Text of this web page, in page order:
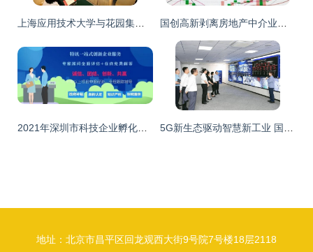
地址：北京市昌平区回龙观西大街9号院7号楼18层2118